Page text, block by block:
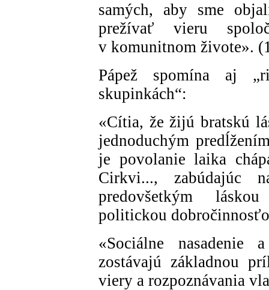
samých, aby sme
prežívať vieru
v komunitnom živote».
Pápež spomína aj
skupinkách“:
«Cítia, že žijú bratskú
jednoduchým
je povolanie laika
Cirkvi..., zabúdajúc
predovšetkým
politickou
«Sociálne
zostávajú základnou
viery a rozpoznávania